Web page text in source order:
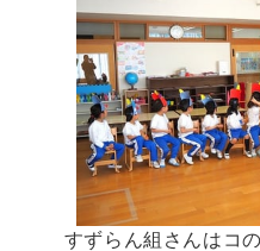
すずらん組さんはコ